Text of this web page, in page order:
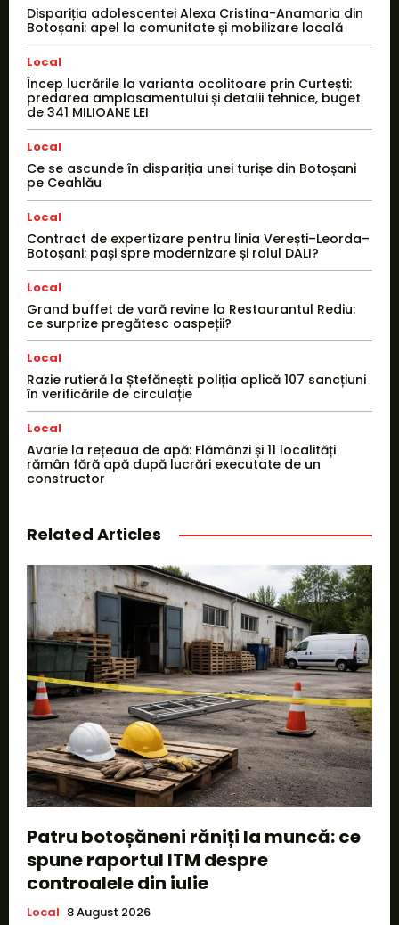
Dispariția adolescentei Alexa Cristina-Anamaria din
Botoșani: apel la comunitate și mobilizare locală
Local
Încep lucrările la varianta ocolitoare prin Curtești:
predarea amplasamentului și detalii tehnice, buget
de 341 MILIOANE LEI
Local
Ce se ascunde în dispariția unei turișe din Botoșani
pe Ceahlău
Local
Contract de expertizare pentru linia Verești–Leorda–
Botoșani: pași spre modernizare și rolul DALI?
Local
Grand buffet de vară revine la Restaurantul Rediu:
ce surprize pregătesc oaspeții?
Local
Razie rutieră la Ștefănești: poliția aplică 107 sancțiuni
în verificările de circulație
Local
Avarie la rețeaua de apă: Flămânzi și 11 localități
rămân fără apă după lucrări executate de un
constructor
Related Articles
Patru botoșăneni răniți la muncă: ce
spune raportul ITM despre
controalele din iulie
Local 8 August 2026